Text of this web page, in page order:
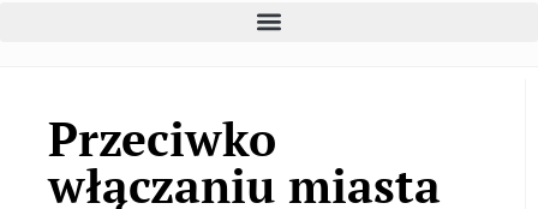
Przeciwko
włączaniu miasta